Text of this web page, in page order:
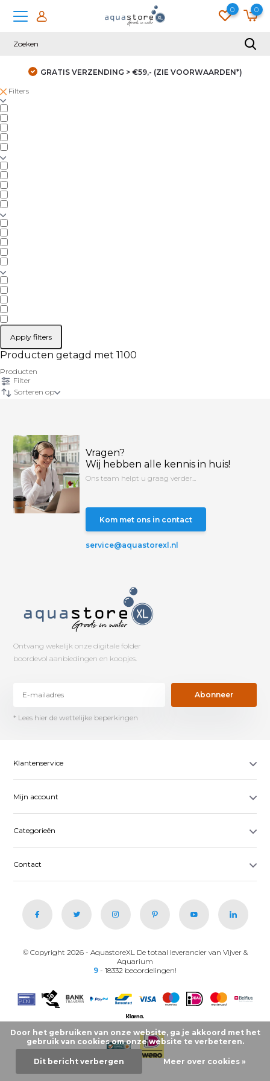
0 0
GRATIS VERZENDING > €59,- (ZIE VOORWAARDEN*)
Filters
Apply filters
Producten getagd met 1100
Producten
Filter
Sorteren op
Vragen?
Wij hebben alle kennis in huis!
Ons team helpt u graag verder...
Kom met ons in contact
service@aquastorexl.nl
Ontvang wekelijk onze digitale folder
boordevol aanbiedingen en koopjes.
Abonneer
* Lees hier de wettelijke beperkingen
Klantenservice
Mijn account
Categorieën
Contact
© Copyright 2026 - AquastoreXL De totaal leverancier van Vijver &
Aquarium
9 - 18332 beoordelingen!
Door het gebruiken van onze website, ga je akkoord met het
gebruik van cookies om onze website te verbeteren.
Dit bericht verbergen Meer over cookies »